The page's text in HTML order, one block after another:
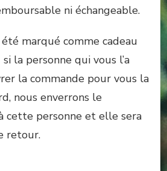
ni échangeable.
été marqué comme cadeau
la personne qui vous l’a
la commande pour vous la
nous enverrons le
cette personne et elle sera
retour.